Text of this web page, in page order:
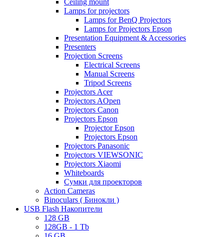
Ceiling mount
Lamps for projectors
Lamps for BenQ Projectors
Lamps for Projectors Epson
Presentation Equipment & Accessories
Presenters
Projection Screens
Electrical Screens
Manual Screens
Tripod Screens
Projectors Acer
Projectors AOpen
Projectors Canon
Projectors Epson
Projector Epson
Projectors Epson
Projectors Panasonic
Projectors VIEWSONIC
Projectors Xiaomi
Whiteboards
Сумки для проекторов
Action Cameras
Binoculars ( Бинокли )
USB Flash Накопители
128 GB
128GB - 1 Tb